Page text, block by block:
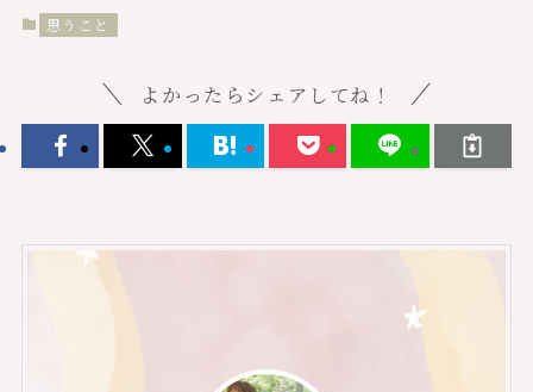
思うこと
よかったらシェアしてね！